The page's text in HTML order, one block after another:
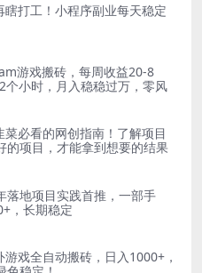
瞎打工！小程序副业每天稳定
游戏搬砖，每周收益20-8
个小时，月入稳稳过万，零风
菜必看的网创指南！了解项目
的项目，才能拿到想要的结果
落地项目实践首推，一部手
，长期稳定
游戏全自动搬砖，日入1000+，